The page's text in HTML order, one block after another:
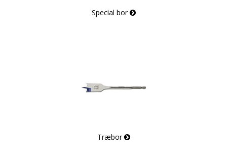
Special bor
Træbor